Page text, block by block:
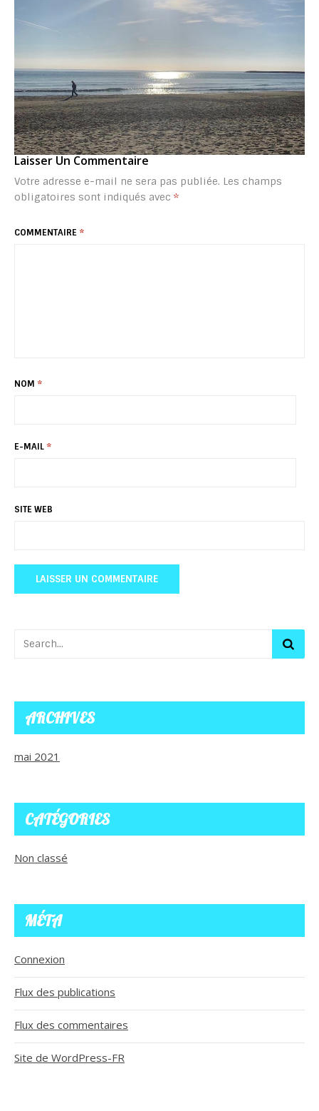
Laisser Un Commentaire
Votre adresse e-mail ne sera pas publiée. Les champs
obligatoires sont indiqués avec *
COMMENTAIRE *
NOM *
E-MAIL *
SITE WEB
ARCHIVES
mai 2021
CATÉGORIES
Non classé
MÉTA
Connexion
Flux des publications
Flux des commentaires
Site de WordPress-FR